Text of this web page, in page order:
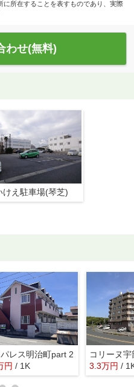
所在することを表すものであり、実際
わせ(無料)
けえ駐車場(琴芝)
レス明治町part 2
円 / 1K
コリーヌ宇
3.3万円 /